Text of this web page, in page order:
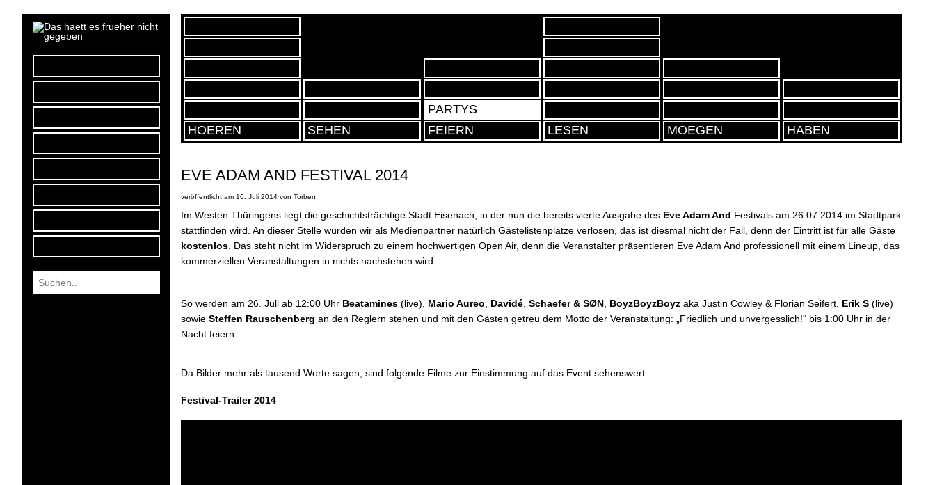
iTunes
Podcast
Autoren-Team
Kontakt
Impressum
Datenschutz
HOEREN
BILDER
SEHEN
PARTYS
FEIERN
LESEN
MOEGEN
HABEN
EVE ADAM AND FESTIVAL 2014
veröffentlicht am 16. Juli 2014 von Torben
Im Westen Thüringens liegt die geschichtsträchtige Stadt Eisenach, in der nun die bereits vierte Ausgabe des Eve Adam And Festivals am 26.07.2014 im Stadtpark
stattfinden wird. An dieser Stelle würden wir als Medienpartner natürlich Gästelistenplätze verlosen, das ist diesmal nicht der Fall, denn der Eintritt ist für alle Gäste
kostenlos . Das steht nicht im Widerspruch zu einem hochwertigen Open Air, denn die Veranstalter präsentieren Eve Adam And professionell mit einem Lineup, das
kommerziellen Veranstaltungen in nichts nachstehen wird.
So werden am 26. Juli ab 12:00 Uhr Beatamines (live), Mario Aureo Davidé ,Schaefer & SØN BoyzBoyzBoyz aka Justin Cowley & Florian Seifert, Erik S (live)
sowieSteffen Rauschenberg an den Reglern stehen und mit den Gästen getreu dem Motto der Veranstaltung: „Friedlich und unvergesslich!“ bis 1:00 Uhr in der
Nacht feiern.
Da Bilder mehr als tausend Worte sagen, sind folgende Filme zur Einstimmung auf das Event sehenswert:
Festival-Trailer 2014